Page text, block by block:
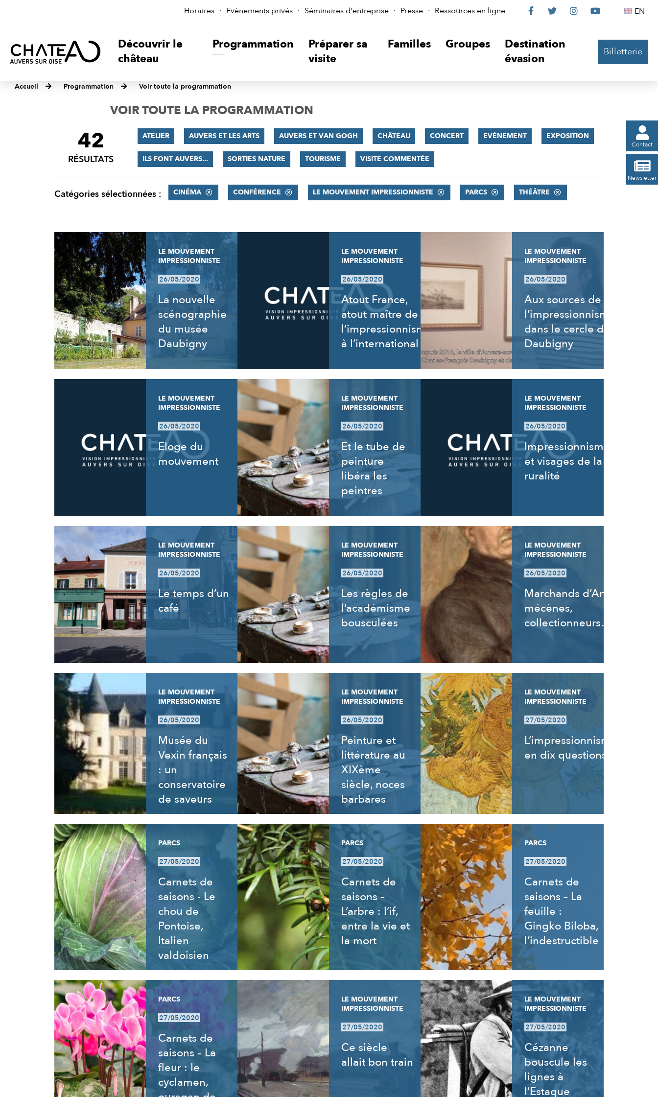
Horaires Evènements privés Séminaires d'entreprise Presse Ressources en ligne
Le
sur

Le

Le

Le
 EN
Découvrir le
château
Programmation
Préparer sa
visite
Familles Groupes
Destination
évasion
Billetterie
Accueil Programmation Voir toute la programmation

Contact

Newsletter
VOIR TOUTE LA PROGRAMMATION
FILTRER
RÉSULTATS
42
RÉSULTATS
ATELIER AUVERS ET LES ARTS AUVERS ET VAN GOGH CHÂTEAU CONCERT EVÈNEMENT EXPOSITION
ILS FONT AUVERS... SORTIES NATURE TOURISME VISITE COMMENTÉE
Catégories sélectionnées : CINÉMA CONFÉRENCE LE MOUVEMENT IMPRESSIONNISTE PARCS THÉÂTRE
RÉSULTATS
LE MOUVEMENT
IMPRESSIONNISTE
26/05/2020
La nouvelle
scénographie
du musée
Daubigny
LE MOUVEMENT
IMPRESSIONNISTE
26/05/2020
Atout France,
atout maître de
l’impressionnisme
à l’international
LE MOUVEMENT
IMPRESSIONNISTE
26/05/2020
Aux sources de
l’impressionnisme,
dans le cercle de
Daubigny
LE MOUVEMENT
IMPRESSIONNISTE
26/05/2020
Eloge du
mouvement
LE MOUVEMENT
IMPRESSIONNISTE
26/05/2020
Et le tube de
peinture
libéra les
peintres
LE MOUVEMENT
IMPRESSIONNISTE
26/05/2020
Impressionnisme
et visages de la
ruralité
LE MOUVEMENT
IMPRESSIONNISTE
26/05/2020
Le temps d’un
café
LE MOUVEMENT
IMPRESSIONNISTE
26/05/2020
Les règles de
l’académisme
bousculées
LE MOUVEMENT
IMPRESSIONNISTE
26/05/2020
Marchands d’Art,
mécènes,
collectionneurs…
LE MOUVEMENT
IMPRESSIONNISTE
26/05/2020
Musée du
Vexin français
: un
conservatoire
de saveurs
LE MOUVEMENT
IMPRESSIONNISTE
26/05/2020
Peinture et
littérature au
XIXème
siècle, noces
barbares
LE MOUVEMENT
IMPRESSIONNISTE
27/05/2020
L’impressionnisme
en dix questions
PARCS
27/05/2020
Carnets de
saisons - Le
chou de
Pontoise,
Italien
valdoisien
PARCS
27/05/2020
Carnets de
saisons –
L’arbre : l’if,
entre la vie et
la mort
PARCS
27/05/2020
Carnets de
saisons – La
feuille :
Gingko Biloba,
l’indestructible
PARCS
27/05/2020
Carnets de
saisons – La
fleur : le
cyclamen,
LE MOUVEMENT
IMPRESSIONNISTE
27/05/2020
Ce siècle
allait bon train
LE MOUVEMENT
IMPRESSIONNISTE
27/05/2020
Cézanne
bouscule les
lignes à
l’Estaque